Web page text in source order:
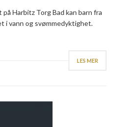
Harbitz Torg Bad kan barn fra
i vann og svømmedyktighet.
LES MER